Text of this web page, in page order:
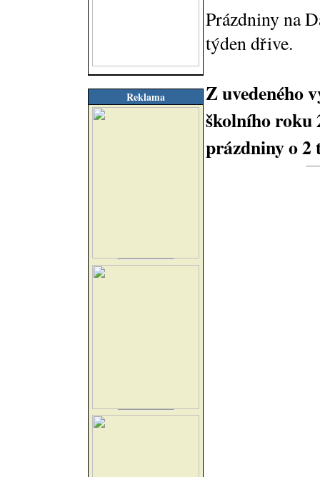
Reklama
Prázdniny na
týden dřive.
Z uvedeného
školního roku
prázdniny o 2